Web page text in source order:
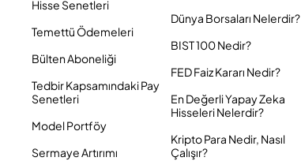
Hisse Senetleri
Temettü Ödemeleri
Bülten Aboneliği
Tedbir Kapsamındaki Pay
Senetleri
Model Portföy
Sermaye Artırımı
Dünya Borsaları Nelerdir?
BIST 100 Nedir?
FED Faiz Kararı Nedir?
En Değerli Yapay Zeka
Hisseleri Nelerdir?
Kripto Para Nedir, Nasıl
Çalışır?